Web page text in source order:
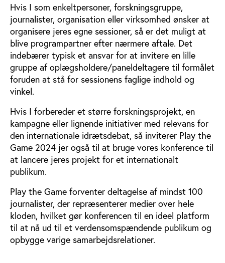
Hvis I som enkeltpersoner, forskningsgruppe,
journalister, organisation eller virksomhed ønsker at
organisere jeres egne sessioner, så er det muligt at
blive programpartner efter nærmere aftale. Det
indebærer typisk et ansvar for at invitere en lille
gruppe af oplægsholdere/paneldeltagere til formålet
foruden at stå for sessionens faglige indhold og
vinkel.
Hvis I forbereder et større forskningsprojekt, en
kampagne eller lignende initiativer med relevans for
den internationale idrætsdebat, så inviterer Play the
Game 2024 jer også til at bruge vores konference til
at lancere jeres projekt for et internationalt
publikum.
Play the Game forventer deltagelse af mindst 100
journalister, der repræsenterer medier over hele
kloden, hvilket gør konferencen til en ideel platform
til at nå ud til et verdensomspændende publikum og
opbygge varige samarbejdsrelationer.